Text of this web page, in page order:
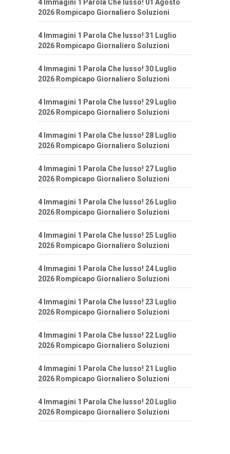
4 Immagini 1 Parola Che lusso! 01 Agosto
2026 Rompicapo Giornaliero Soluzioni
4 Immagini 1 Parola Che lusso! 31 Luglio
2026 Rompicapo Giornaliero Soluzioni
4 Immagini 1 Parola Che lusso! 30 Luglio
2026 Rompicapo Giornaliero Soluzioni
4 Immagini 1 Parola Che lusso! 29 Luglio
2026 Rompicapo Giornaliero Soluzioni
4 Immagini 1 Parola Che lusso! 28 Luglio
2026 Rompicapo Giornaliero Soluzioni
4 Immagini 1 Parola Che lusso! 27 Luglio
2026 Rompicapo Giornaliero Soluzioni
4 Immagini 1 Parola Che lusso! 26 Luglio
2026 Rompicapo Giornaliero Soluzioni
4 Immagini 1 Parola Che lusso! 25 Luglio
2026 Rompicapo Giornaliero Soluzioni
4 Immagini 1 Parola Che lusso! 24 Luglio
2026 Rompicapo Giornaliero Soluzioni
4 Immagini 1 Parola Che lusso! 23 Luglio
2026 Rompicapo Giornaliero Soluzioni
4 Immagini 1 Parola Che lusso! 22 Luglio
2026 Rompicapo Giornaliero Soluzioni
4 Immagini 1 Parola Che lusso! 21 Luglio
2026 Rompicapo Giornaliero Soluzioni
4 Immagini 1 Parola Che lusso! 20 Luglio
2026 Rompicapo Giornaliero Soluzioni